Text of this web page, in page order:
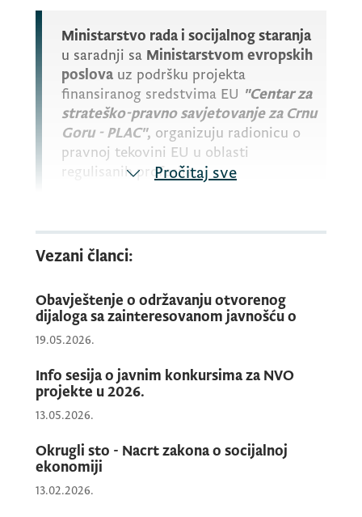
Ministarstvo rada i socijalnog staranja
u saradnji sa Ministarstvom evropskih
poslova uz podršku projekta
finansiranog sredstvima EU "Centar za
strateško-pravno savjetovanje za Crnu
Goru - PLAC", organizuju radionicu o
pravnoj tekovini EU u oblasti
regulisanih profesija.
Radionica je namijenjena službenicima koji
zakonodavstva sa zakonodavstvom Evropske
unije u ovoj oblasti koje je dio
pregovaračkog poglavlja 3 - Pravo osnivanja
se održatiu srijedu, 3 . jula 2024. godine, sa
početkom u 9:00 časova u hotelu Ramada u
Podgorici.
Događaj će otvoriti v.d. generalnog
Pročitaj sve
Vezani članci:
Obavještenje o održavanju otvorenog
dijaloga sa zainteresovanom javnošću o
19.05.2026.
Info sesija o javnim konkursima za NVO
projekte u 2026.
13.05.2026.
Okrugli sto - Nacrt zakona o socijalnoj
ekonomiji
13.02.2026.